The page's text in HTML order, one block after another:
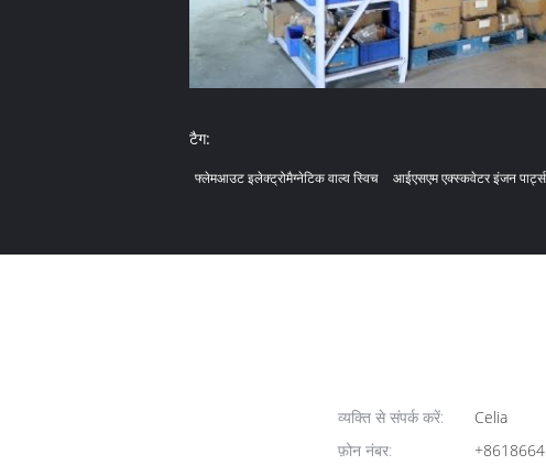
टैग:
फ्लेमआउट इलेक्ट्रोमैग्नेटिक वाल्व स्विच आईएसएम एक्स्कवेटर इंजन पार्ट्स
व्यक्ति से संपर्क करें:
Celia
फ़ोन नंबर: